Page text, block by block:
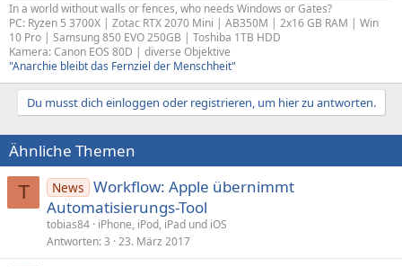
In a world without walls or fences, who needs Windows or Gates?
PC: Ryzen 5 3700X | Zotac RTX 2070 Mini | AB350M | 2x16 GB RAM | Win
10 Pro | Samsung 850 EVO 250GB | Toshiba 1TB HDD
Kamera: Canon EOS 80D | diverse Objektive
"Anarchie bleibt das Fernziel der Menschheit"
Du musst dich einloggen oder registrieren, um hier zu antworten.
Ähnliche Themen
T News Workflow: Apple übernimmt
Automatisierungs-Tool
tobias84 iPhone, iPod, iPad und iOS
Antworten 3 23. März 2017